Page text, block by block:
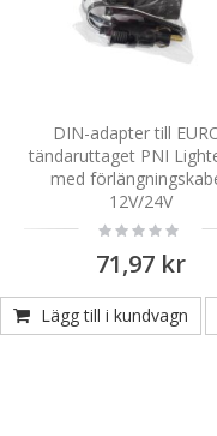
DIN-adapter till
tändaruttaget PNI
med
12V/24V
Rating:
0%
71,97 kr
Lägg till i kundvagn